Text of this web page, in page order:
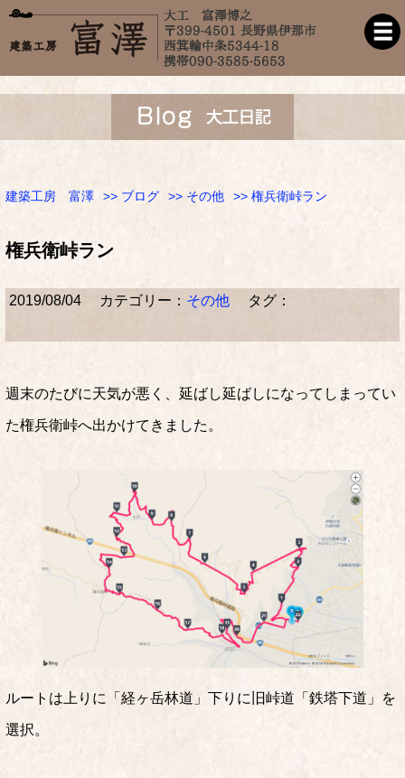
建築工房 富澤 >> ブログ >> その他 >> 権兵衛峠ラン
権兵衛峠ラン
2019/08/04 カテゴリー： その他 タグ：
週末のたびに天気が悪く、延ばし延ばしになってしまってい
た権兵衛峠へ出かけてきました。
ルートは上りに「経ヶ岳林道」下りに旧峠道「鉄塔下道」を
選択。